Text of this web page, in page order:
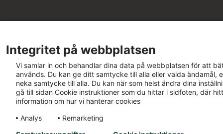
Integritet på webbplatsen
Vi samlar in och behandlar dina data på webbplatsen för att
används. Du kan ge ditt samtycke till alla eller valda ändamål,
neka samtycke till alla. Du kan när som helst ändra dina
gå till sidan Cookie instruktioner som du hittar i sidfoten, där
information om hur vi hanterar cookies
Analys
Remarketing